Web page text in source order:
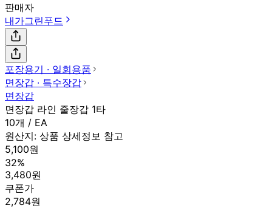
판매자
내가그린푸드
포장용기 ∙ 일회용품
면장갑 ∙ 특수장갑
면장갑
면장갑 라인 줄장갑 1타
10개 / EA
원산지: 상품 상세정보 참고
5,100원
32%
3,480원
쿠폰가
2,784원